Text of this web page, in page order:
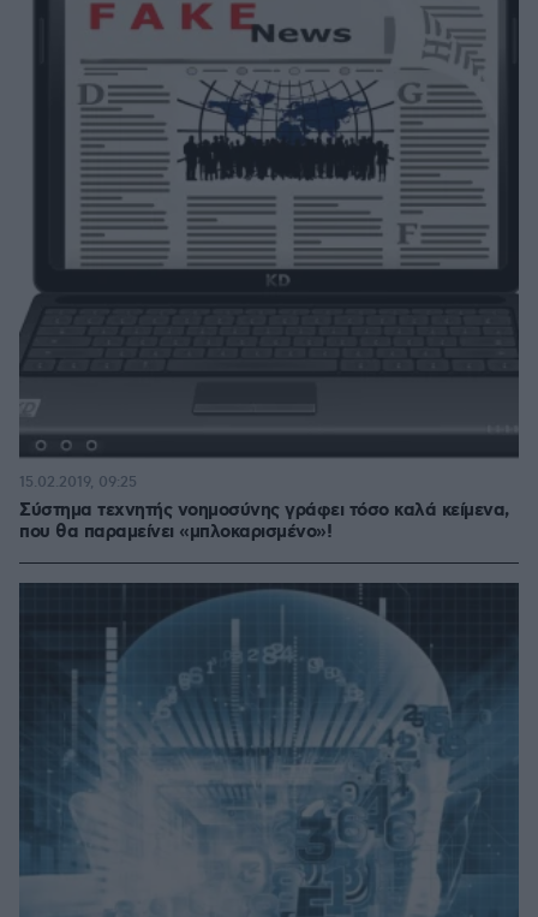
Σύστημα τεχνητής νοημοσύνης γράφει τόσο καλά κείμενα,
που θα παραμείνει «μπλοκαρισμένο»!
15.02.2019, 09:25